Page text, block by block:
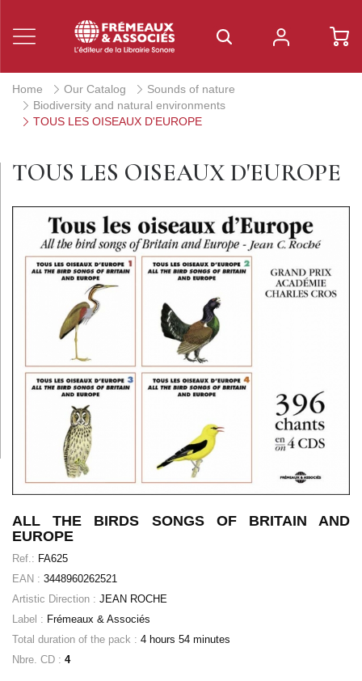
Home Our Catalog
Sounds of nature
Biodiversity and natural environments
TOUS LES OISEAUX D'EUROPE
TOUS LES OISEAUX D'EUROPE
ALL THE BIRDS SONGS OF BRITAIN AND
EUROPE
Ref.: FA625
EAN : 3448960262521
Artistic Direction : JEAN ROCHE
Label : Frémeaux & Associés
Total duration of the pack : 4 hours 54 minutes
Nbre. CD : 4